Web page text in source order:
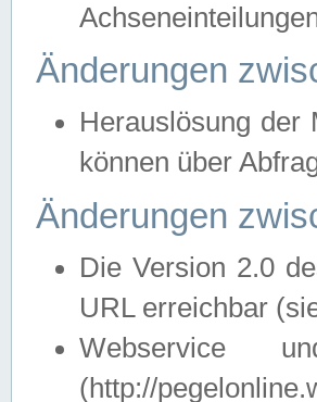
Änderungen
Herauslösung der
können über
Änderungen
Die Version 2.0
URL erreichbar
Webservice
(http://